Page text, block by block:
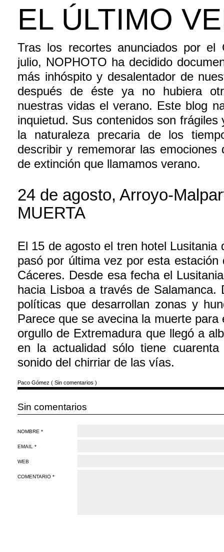
EL ÚLTIMO
Tras los recortes anunciados por el
julio, NOPHOTO ha decidido
más inhóspito y desalentador de
después de éste ya no hubiera
nuestras vidas el verano. Este blog
inquietud. Sus contenidos son
la naturaleza precaria de los
describir y rememorar las
de extinción que llamamos verano.
24 de agosto, Arroyo-
MUERTA
El 15 de agosto el tren hotel Lusitania
pasó por última vez por esta
Cáceres. Desde esa fecha el
hacia Lisboa a través de Salamanca.
políticas que desarrollan zonas y
Parece que se avecina la muerte
orgullo de Extremadura que llegó a
en la actualidad sólo tiene
sonido del chirriar de las vías.
Paco Gómez ( Sin comentarios )
Sin comentarios
NOMBRE *
EMAIL *
WEB
COMENTARIO *